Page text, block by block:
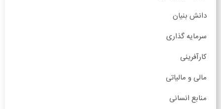
دانش بنیان
سرمایه گذاری
کارآفرینی
مالی و مالیاتی
منابع انسانی